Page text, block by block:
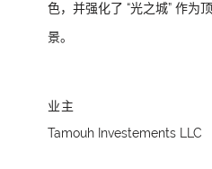
色，并强化了 “光之城” 作为
景。
业主
Tamouh Investements LLC